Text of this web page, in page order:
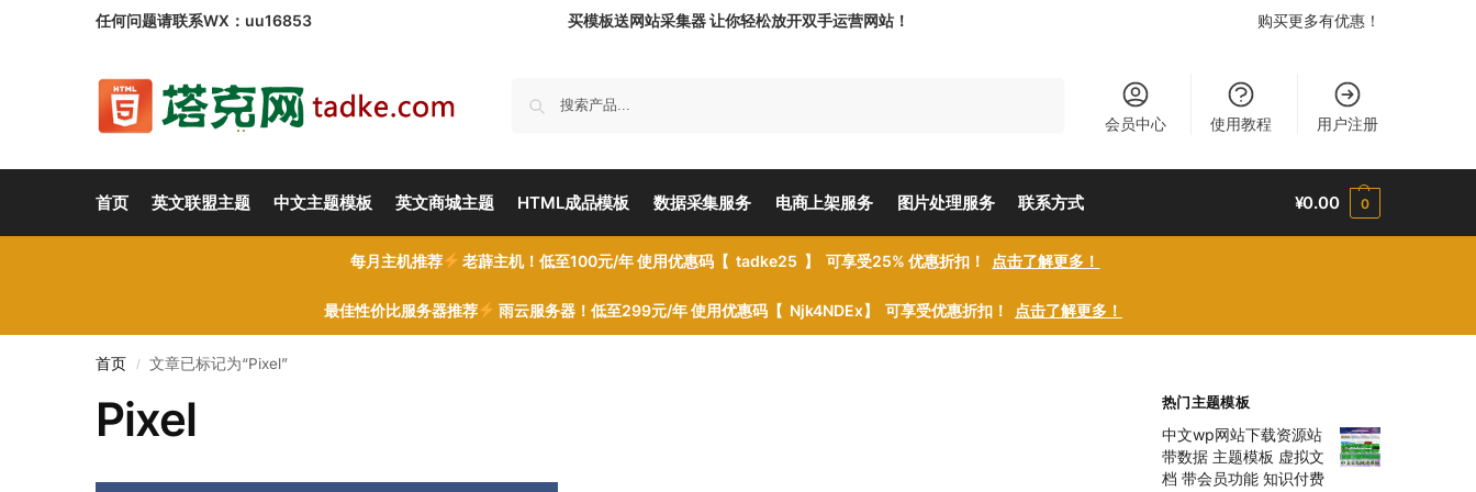
任何问题请联系WX：uu16853 买模板送网站采集器 让你轻松放开双手运营网站！ 购买更多有优惠！
会员中心 使用教程 用户注册
首页 英文联盟主题 中文主题模板 英文商城主题 HTML成品模板 数据采集服务 电商上架服务 图片处理服务 联系方式 ¥0.00 0
每月主机推荐 老薜主机！低至100元/年 使用优惠码【 tadke25 】 可享受25% 优惠折扣！ 点击了解更多！
最佳性价比服务器推荐 雨云服务器！低至299元/年 使用优惠码【 Njk4NDEx】 可享受优惠折扣！ 点击了解更多！
首页 / 文章已标记为“Pixel”
Pixel 热门主题模板
中文wp网站下载资源站
带数据 主题模板 虚拟文
档 带会员功能 知识付费